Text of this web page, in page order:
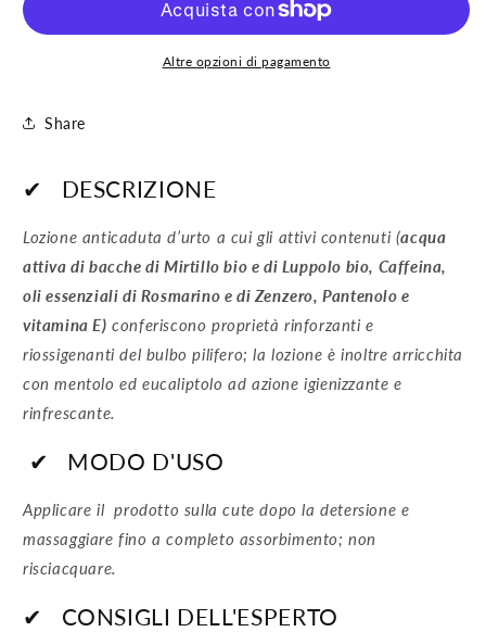
Altre opzioni di pagamento
Share
✔ DESCRIZIONE
Lozione anticaduta d’urto a cui gli attivi contenuti (acqua
attiva di bacche di Mirtillo bio e di Luppolo bio, Caffeina,
oli essenziali di Rosmarino e di Zenzero, Pantenolo e
vitamina E) conferiscono proprietà rinforzanti e
riossigenanti del bulbo pilifero; la lozione è inoltre arricchita
con mentolo ed eucaliptolo ad azione igienizzante e
rinfrescante.
✔ MODO D'USO
Applicare il prodotto sulla cute dopo la detersione e
massaggiare fino a completo assorbimento; non
risciacquare.
✔ CONSIGLI DELL'ESPERTO